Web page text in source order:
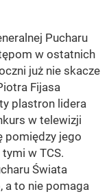
Pucharu
w ostatnich
już nie skacze
Fijasa
plastron lidera
w telewizji
pomiędzy jego
w TCS.
Świata
a to nie pomaga